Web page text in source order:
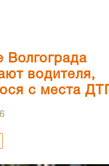
Волгограда
водителя,
с места ДТП